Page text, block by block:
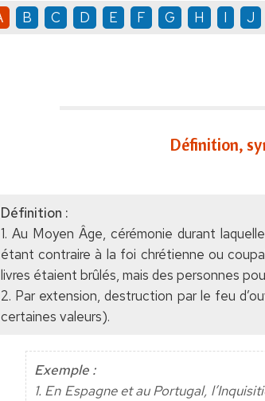
B C D E F G H I J
Définition,
Définition :
1. Au Moyen Âge, cérémonie durant
étant contraire à la foi chrétienne ou
livres étaient brûlés, mais des personnes
2. Par extension, destruction par le feu
certaines valeurs).
Exemple :
1. En Espagne et au Portugal,